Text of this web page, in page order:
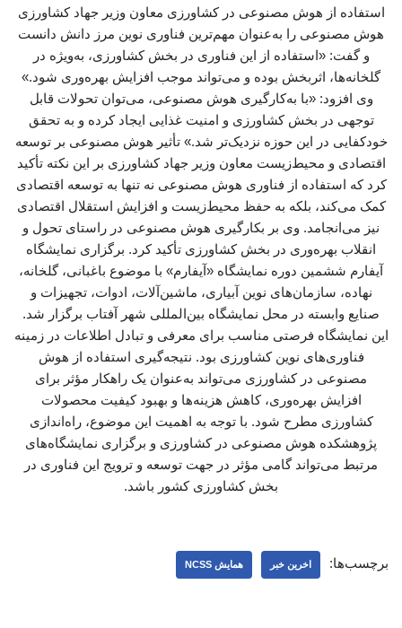
استفاده از هوش مصنوعی در کشاورزی معاون وزیر جهاد کشاورزی
هوش مصنوعی را به‌عنوان مهم‌ترین فناوری نوین مرز دانش دانست
و گفت: «استفاده از این فناوری در بخش کشاورزی، به‌ویژه در
گلخانه‌ها، اثربخش بوده و می‌تواند موجب افزایش بهره‌وری شود.»
وی افزود: «با به‌کارگیری هوش مصنوعی، می‌توان تحولات قابل
توجهی در بخش کشاورزی و امنیت غذایی ایجاد کرده و به تحقق
خودکفایی در این حوزه نزدیک‌تر شد.» تأثیر هوش مصنوعی بر توسعه
اقتصادی و محیط‌زیست معاون وزیر جهاد کشاورزی بر این نکته تأکید
کرد که استفاده از فناوری هوش مصنوعی نه تنها به توسعه اقتصادی
کمک می‌کند، بلکه به حفظ محیط‌زیست و افزایش استقلال اقتصادی
نیز می‌انجامد. وی بر بکارگیری هوش مصنوعی در راستای تحول و
انقلاب بهره‌وری در بخش کشاورزی تأکید کرد. برگزاری نمایشگاه
آیفارم ششمین دوره نمایشگاه «آیفارم» با موضوع باغبانی، گلخانه،
نهاده، سازمان‌های نوین آبیاری، ماشین‌آلات، ادوات، تجهیزات و
صنایع وابسته در محل نمایشگاه بین‌المللی شهر آفتاب برگزار شد.
این نمایشگاه فرصتی مناسب برای معرفی و تبادل اطلاعات در زمینه
فناوری‌های نوین کشاورزی بود. نتیجه‌گیری استفاده از هوش
مصنوعی در کشاورزی می‌تواند به‌عنوان یک راهکار مؤثر برای
افزایش بهره‌وری، کاهش هزینه‌ها و بهبود کیفیت محصولات
کشاورزی مطرح شود. با توجه به اهمیت این موضوع، راه‌اندازی
پژوهشکده هوش مصنوعی در کشاورزی و برگزاری نمایشگاه‌های
مرتبط می‌تواند گامی مؤثر در جهت توسعه و ترویج این فناوری در
بخش کشاورزی کشور باشد.
برچسب‌ها: اخرین خبر همایش NCSS